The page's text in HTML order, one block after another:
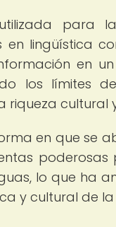
para
en lingüística
en
los límites
riqueza cultural
en que se
lo que ha
y cultural de